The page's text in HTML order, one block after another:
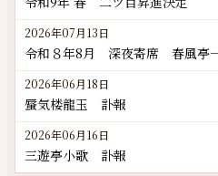
2026年07月13日
令和８年8月 深夜寄席 春風亭
2026年06月18日
蜃気楼龍玉 訃報
2026年06月16日
三遊亭小歌 訃報